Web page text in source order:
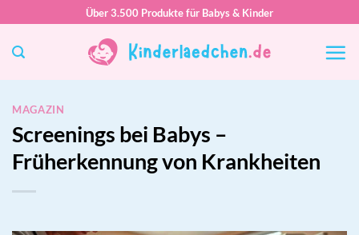
springen
Über 3.500 Produkte für Babys & Kinder
MAGAZIN
Screenings bei Babys –
Früherkennung von Krankheiten